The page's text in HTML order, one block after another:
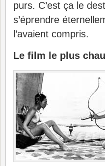
purs. C’est ça le
s’éprendre
l’avaient compris.
Le film le plus